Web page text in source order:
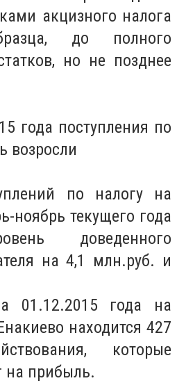
акцизного налога
до полного
но не позднее
года поступления по
возросли
по налогу на
ноябрь текущего года
доведенного
на 4,1 млн.руб. и
01.12.2015 года на
находится 427
которые
на прибыль.